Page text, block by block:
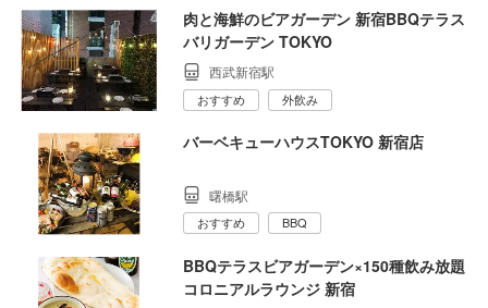
肉と海鮮のビアガーデン 新宿BBQテラス
バリガーデン TOKYO
西武新宿駅
おすすめ 外飲み
バーベキューハウスTOKYO 新宿店
曙橋駅
おすすめ BBQ
BBQテラスビアガーデン×150種飲み放題
コロニアルラウンジ 新宿